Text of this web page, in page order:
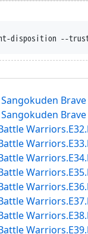
--